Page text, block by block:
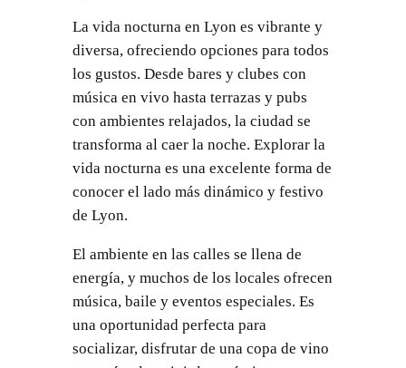
La vida nocturna en Lyon es vibrante y
diversa, ofreciendo opciones para todos
los gustos. Desde bares y clubes con
música en vivo hasta terrazas y pubs
con ambientes relajados, la ciudad se
transforma al caer la noche. Explorar la
vida nocturna es una excelente forma de
conocer el lado más dinámico y festivo
de Lyon.
El ambiente en las calles se llena de
energía, y muchos de los locales ofrecen
música, baile y eventos especiales. Es
una oportunidad perfecta para
socializar, disfrutar de una copa de vino